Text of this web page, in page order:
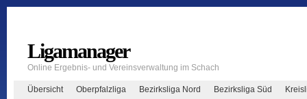
Ligamanager
Online Ergebnis- und Vereinsverwaltung im Schach
Übersicht Oberpfalzliga Bezirksliga Nord Bezirksliga Süd